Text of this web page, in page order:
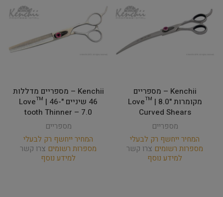
Kenchii – מספריים
מקומרות Love­™ | 8.0"
Curved Shears
מספריים
המחיר ייחשף רק לבעלי
מספרות רשומים צרו קשר
למידע נוסף
Kenchii – מספריים מדללות
46 שיניים "Love™ | 46-
tooth Thinner – 7.0
מספריים
המחיר ייחשף רק לבעלי
מספרות רשומים צרו קשר
למידע נוסף